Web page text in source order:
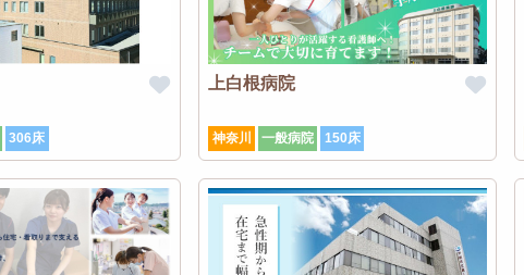
306床
上白根病院
神奈川 一般病院 150床